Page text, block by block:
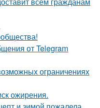
от Telegram
ограничениях
ожирения.